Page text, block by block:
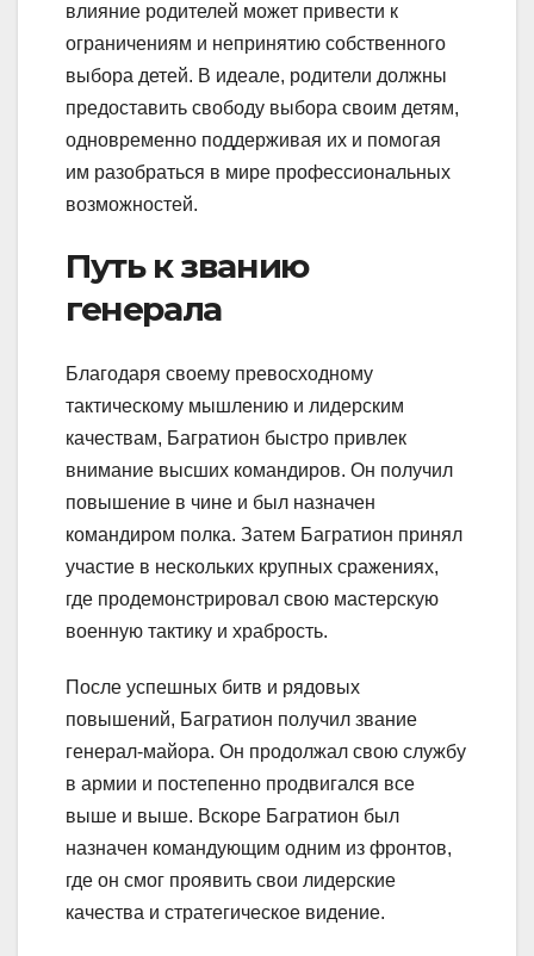
влияние родителей может привести к
ограничениям и непринятию собственного
выбора детей. В идеале, родители должны
предоставить свободу выбора своим детям,
одновременно поддерживая их и помогая
им разобраться в мире профессиональных
возможностей.
Путь к званию
генерала
Благодаря своему превосходному
тактическому мышлению и лидерским
качествам, Багратион быстро привлек
внимание высших командиров. Он получил
повышение в чине и был назначен
командиром полка. Затем Багратион принял
участие в нескольких крупных сражениях,
где продемонстрировал свою мастерскую
военную тактику и храбрость.
После успешных битв и рядовых
повышений, Багратион получил звание
генерал-майора. Он продолжал свою службу
в армии и постепенно продвигался все
выше и выше. Вскоре Багратион был
назначен командующим одним из фронтов,
где он смог проявить свои лидерские
качества и стратегическое видение.